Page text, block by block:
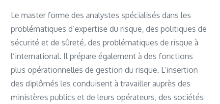
Le master forme des analystes spécialisés dans les
problématiques d’expertise du risque, des politiques de
sécurité et de sûreté, des problématiques de risque à
l’international. Il prépare également à des fonctions
plus opérationnelles de gestion du risque. L’insertion
des diplômés les conduisent à travailler auprès des
ministères publics et de leurs opérateurs, des sociétés